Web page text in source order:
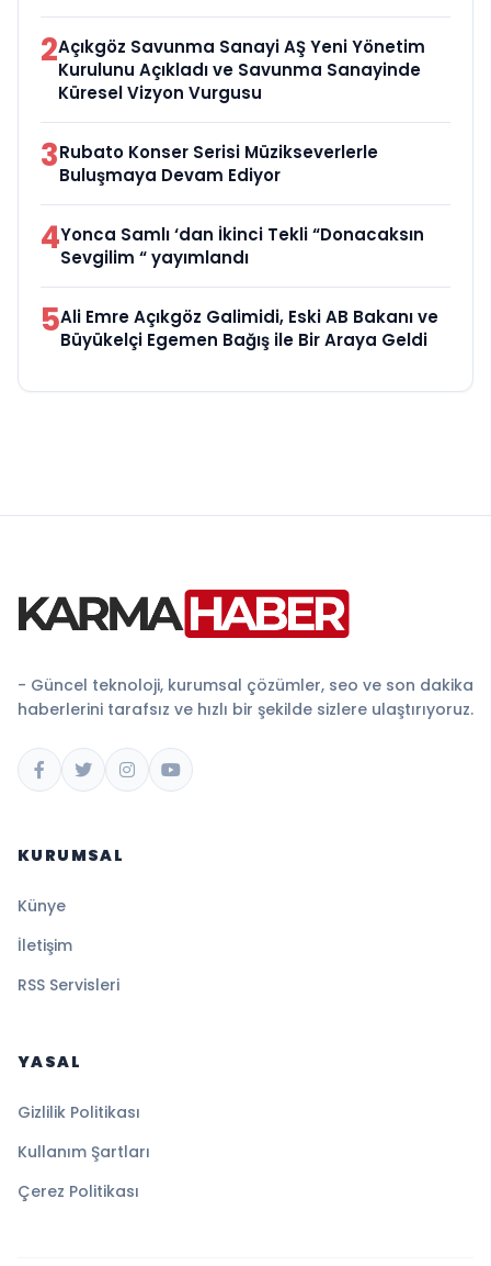
2Açıkgöz Savunma Sanayi AŞ Yeni Yönetim
Kurulunu Açıkladı ve Savunma Sanayinde
Küresel Vizyon Vurgusu
3Rubato Konser Serisi Müzikseverlerle
Buluşmaya Devam Ediyor
4Yonca Samlı ‘dan İkinci Tekli “Donacaksın
Sevgilim “ yayımlandı
5Ali Emre Açıkgöz Galimidi, Eski AB Bakanı ve
Büyükelçi Egemen Bağış ile Bir Araya Geldi
- Güncel teknoloji, kurumsal çözümler, seo ve son dakika
haberlerini tarafsız ve hızlı bir şekilde sizlere ulaştırıyoruz.
KURUMSAL
Künye
İletişim
RSS Servisleri
YASAL
Gizlilik Politikası
Kullanım Şartları
Çerez Politikası